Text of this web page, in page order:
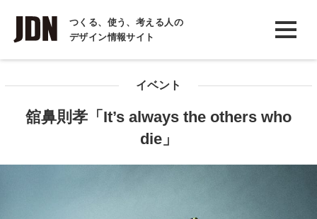
つくる、使う、考える人の
デザイン情報サイト
INTERVIEW
インタビュー
イベント
舘鼻則孝「It’s always the others who
die」